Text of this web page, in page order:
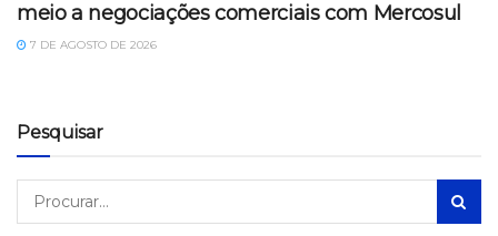
meio a negociações comerciais com Mercosul
7 DE AGOSTO DE 2026
Pesquisar